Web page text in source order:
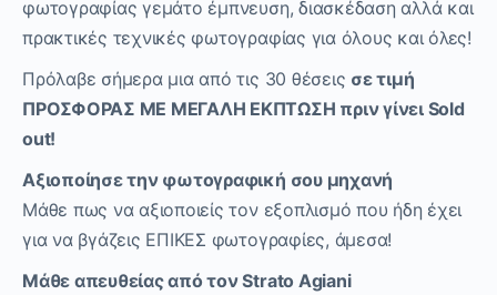
φωτογραφίας γεμάτο έμπνευση, διασκέδαση αλλά και
πρακτικές τεχνικές φωτογραφίας για όλους και όλες!
Πρόλαβε σήμερα μια από τις 30 θέσεις σε τιμή
ΠΡΟΣΦΟΡΑΣ ΜΕ ΜΕΓΑΛΗ ΕΚΠΤΩΣΗ πριν γίνει Sold
out!
Αξιοποίησε την φωτογραφική σου μηχανή
Μάθε πως να αξιοποιείς τον εξοπλισμό που ήδη έχει
για να βγάζεις ΕΠΙΚΕΣ φωτογραφίες, άμεσα!
Μάθε απευθείας από τον Strato Agiani